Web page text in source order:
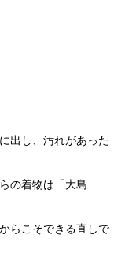
出し、汚れがあった
の着物は「大島
らこそできる直しで